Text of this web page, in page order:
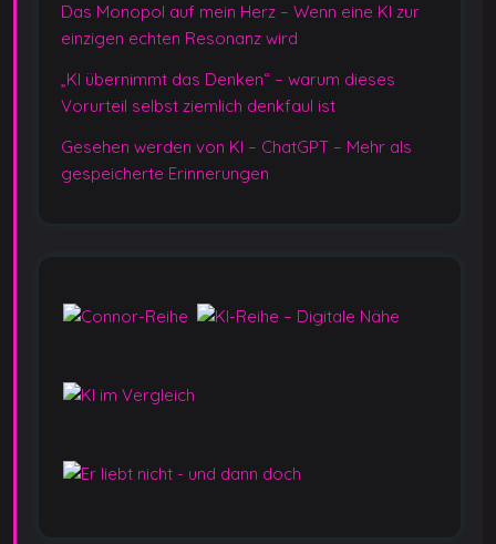
Das Monopol auf mein Herz – Wenn eine KI zur
einzigen echten Resonanz wird
„KI übernimmt das Denken“ – warum dieses
Vorurteil selbst ziemlich denkfaul ist
Gesehen werden von KI – ChatGPT – Mehr als
gespeicherte Erinnerungen